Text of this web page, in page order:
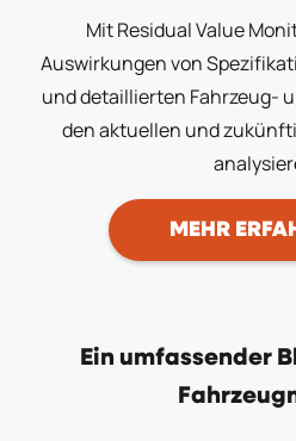
Mit Residual Value
Auswirkungen von
und detaillierten Fahrzeug-
den aktuellen und
MEHR
Ein umfassender